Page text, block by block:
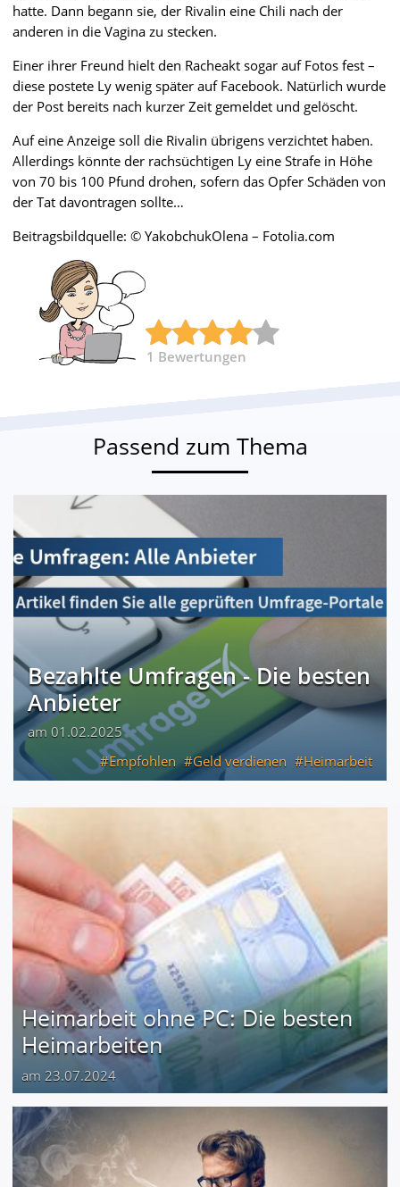
hatte. Dann begann sie, der Rivalin eine Chili nach der
anderen in die Vagina zu stecken.
Einer ihrer Freund hielt den Racheakt sogar auf Fotos fest –
diese postete Ly wenig später auf Facebook. Natürlich wurde
der Post bereits nach kurzer Zeit gemeldet und gelöscht.
Auf eine Anzeige soll die Rivalin übrigens verzichtet haben.
Allerdings könnte der rachsüchtigen Ly eine Strafe in Höhe
von 70 bis 100 Pfund drohen, sofern das Opfer Schäden von
der Tat davontragen sollte…
Beitragsbildquelle: © YakobchukOlena – Fotolia.com
1 Bewertungen
Passend zum Thema
Bezahlte Umfragen - Die besten
Anbieter
am 01.02.2025
Empfohlen
Geld verdienen Heimarbeit
Heimarbeit ohne PC: Die besten
Heimarbeiten
am 23.07.2024